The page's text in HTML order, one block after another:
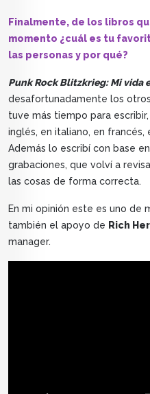
Finalmente, de los libros
momento ¿cuál es tu
las personas y por qué?
Punk Rock Blitzkrieg: Mi vida
desafortunadamente los otros
tuve más tiempo para
inglés, en italiano, en francés,
Además lo escribí con base
grabaciones, que volví a
las cosas de forma correcta.
En mi opinión este es uno de
también el apoyo de Rich
manager.